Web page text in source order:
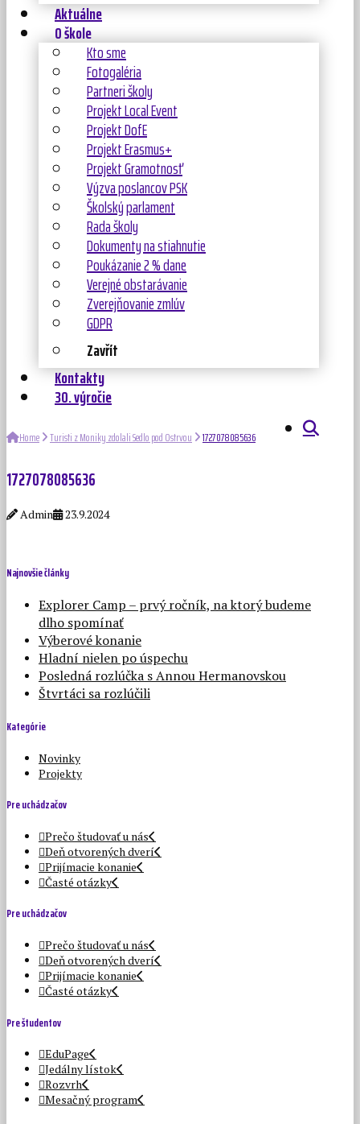
Aktuálne
O škole
Kto sme
Fotogaléria
Partneri školy
Projekt Local Event
Projekt DofE
Projekt Erasmus+
Projekt Gramotnosť
Výzva poslancov PSK
Školský parlament
Rada školy
Dokumenty na stiahnutie
Poukázanie 2 % dane
Verejné obstarávanie
Zverejňovanie zmlúv
GDPR
Zavřít
Kontakty
30. výročie
Home Turisti z Moniky zdolali Sedlo pod Ostrvou 1727078085636
1727078085636
Admin 23.9.2024
Najnovšie články
Explorer Camp – prvý ročník, na ktorý budeme
dlho spomínať
Výberové konanie
Hladní nielen po úspechu
Posledná rozlúčka s Annou Hermanovskou
Štvrtáci sa rozlúčili
Kategórie
Novinky
Projekty
Pre uchádzačov
Prečo študovať u nás
Deň otvorených dverí
Prijímacie konanie
Časté otázky
Pre uchádzačov
Prečo študovať u nás
Deň otvorených dverí
Prijímacie konanie
Časté otázky
Pre študentov
EduPage
Jedálny lístok
Rozvrh
Mesačný program